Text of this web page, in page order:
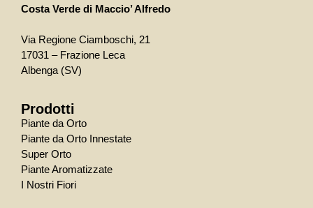
Costa Verde di Maccio’ Alfredo
Via Regione Ciamboschi, 21
17031 – Frazione Leca
Albenga (SV)
Prodotti
Piante da Orto
Piante da Orto Innestate
Super Orto
Piante Aromatizzate
I Nostri Fiori